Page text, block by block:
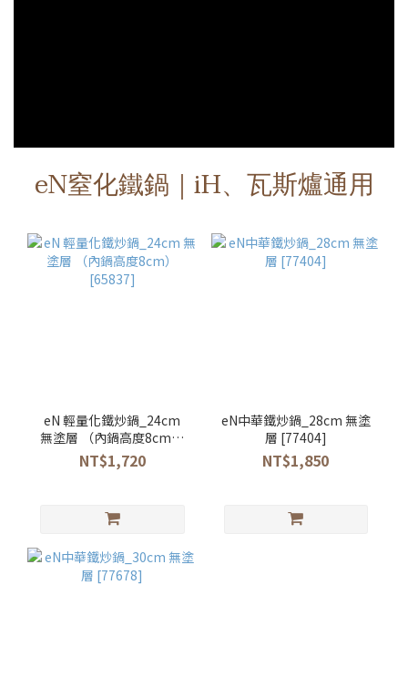
eN窒化鐵鍋｜iH、瓦斯爐通用
eN 輕量化鐵炒鍋_24cm
無塗層 （內鍋高度8cm）
[65837]
NT$1,720
eN中華鐵炒鍋_28cm 無塗
層 [77404]
NT$1,850